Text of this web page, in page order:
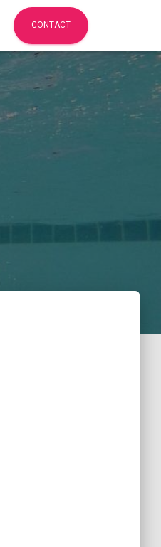
CONTACT